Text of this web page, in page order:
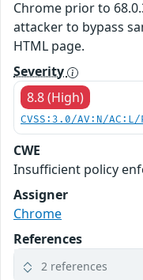
Chrome prior to
attacker to bypass
HTML page.
Severity
8.8 (High)
CVSS:3.0/AV:N/
CWE
Insufficient policy
Assigner
Chrome
References
2 references